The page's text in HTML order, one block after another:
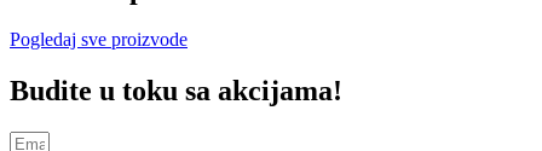
Pogledaj sve proizvode
Budite u toku sa akcijama!